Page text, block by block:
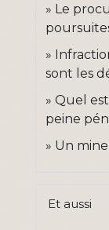
Le
sont les
Quel
peine
Un
Et aussi